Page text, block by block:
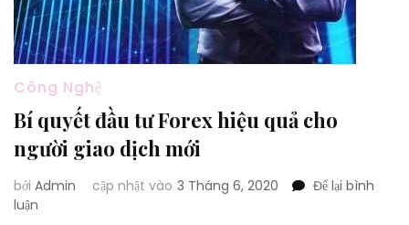
Công Nghệ
Bí quyết đầu tư Forex hiệu quả cho
người giao dịch mới
bởi Admin cập nhật vào 3 Tháng 6, 2020
Để lại bình
luận